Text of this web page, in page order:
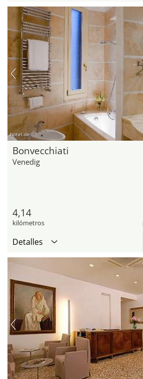
hotel.de
Bonvecchiati
Venedig
4,14
kilómetros
Detalles